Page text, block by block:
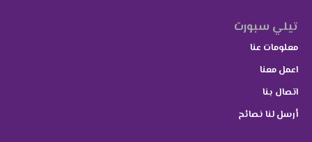
تيلي سبورت
معلومات عنا
اعمل معنا
اتصال بنا
أرسل لنا نصائح